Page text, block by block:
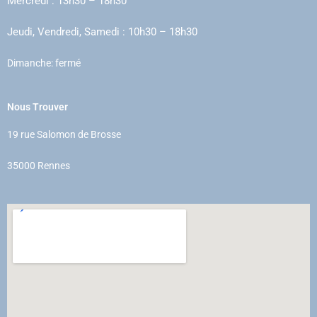
Jeudi, Vendredi, Samedi : 10h30 – 18h30
Dimanche: fermé
Nous Trouver
19 rue Salomon de Brosse
35000 Rennes